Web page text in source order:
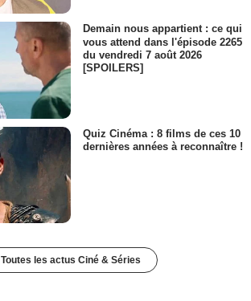
Demain nous appartient : ce qui
vous attend dans l'épisode 2265
du vendredi 7 août 2026
[SPOILERS]
Quiz Cinéma : 8 films de ces 10
dernières années à reconnaître !
Toutes les actus Ciné & Séries